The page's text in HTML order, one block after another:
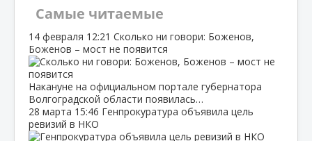
Самые читаемые
14 февраля 12:21 Сколько ни говори: Боженов,
Боженов – мост не появится
Накануне на официальном портале губернатора
Волгоградской области появилась…
28 марта 15:46 Генпрокуратура объявила цель
ревизий в НКО